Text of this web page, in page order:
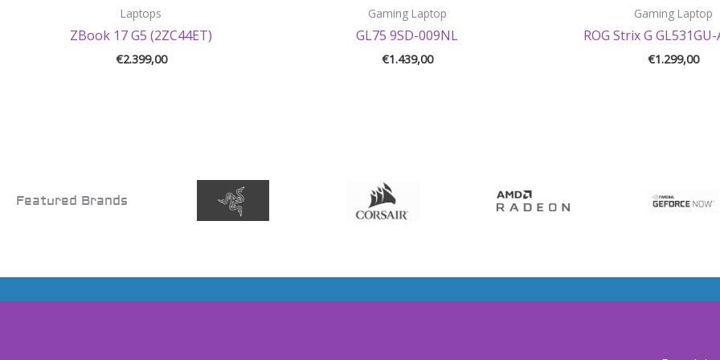
Laptops
ZBook 17 G5 (2ZC44ET)
€2.399,00
Gaming Laptop
GL75 9SD-009NL
€1.439,00
Gaming Laptop
ROG Strix G
€1.299,00
Featured Brands